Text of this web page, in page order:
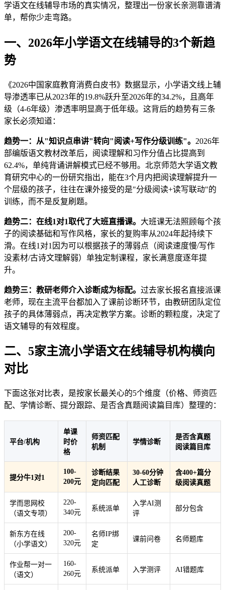
学语文在线辅导市场的真实情况，整理出一份家长亲测靠谱清
单，帮你少走弯路。
一、2026年小学语文在线辅导的3个新趋
势
《2026中国家庭教育消费白皮书》数据显示，小学语文线上辅
导渗透率已从2023年的19.8%跃升至2026年的34.2%，且高年
级（4-6年级）渗透率明显高于低年级。这背后的趋势有三条
家长必须知道：
趋势一：从"知识点串讲"转向"阅读+写作分级训练"。 2026年
部编版语文教材改革后，阅读理解和习作分值占比提高到
62.4%，单纯背诵讲解模式已经不够用。北京师范大学语文教
育研究中心的一份研究指出，能在3个月内把阅读理解提升一
个层级的孩子，往往在课外接受的是"分级阅读+读写联动"的
训练，而不是反复刷题。
趋势二：在线1对1取代了大班直播课。 大班课无法照顾每个孩
子的阅读基础和写作风格，家长的复购率从2024年起持续下
滑。在线1对1因为可以根据孩子的薄弱点（阅读速度慢/写作
没素材/古诗文理解弱）单独定制课程，家长满意度逐年提
升。
趋势三：教研老师介入诊断成为标配。 过去家长报名直接派课
老师，现在主流平台都加入了课前诊断环节，由教研团队定位
孩子的具体薄弱点，再决定教学方案。诊断的颗粒度，决定了
语文辅导的有效程度。
二、5家主流小学语文在线辅导机构横向
对比
下面这张对比表，是按家长最关心的5个维度（价格、师资匹
配、学情诊断、提分跟踪、是否含真题阅读篇目库）整理的：
平台/机构
单课
时价
格
师资匹配
机制
学情诊断
是否含真题
阅读篇目库
提分牛1对1
100-
200元
诊断结果
定向匹配
30-60分钟
人工诊断
含400+篇分
级阅读真题
学而思网校
（语文专项）
220-
340元
系统派单
入学AI测
评
部分包含
新东方在线
（小学语文）
200-
320元
名师IP绑
定
课前问卷 名师题库
作业帮一对一
（语文）
160-
260元
系统派单 入学测评 AI错题库